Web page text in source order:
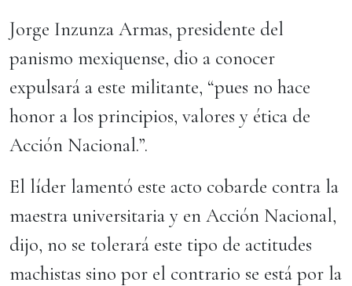
Jorge Inzunza Armas, presidente del
panismo mexiquense, dio a conocer
expulsará a este militante, “pues no hace
honor a los principios, valores y ética de
Acción Nacional.”.
El líder lamentó este acto cobarde contra la
maestra universitaria y en Acción Nacional,
dijo, no se tolerará este tipo de actitudes
machistas sino por el contrario se está por la